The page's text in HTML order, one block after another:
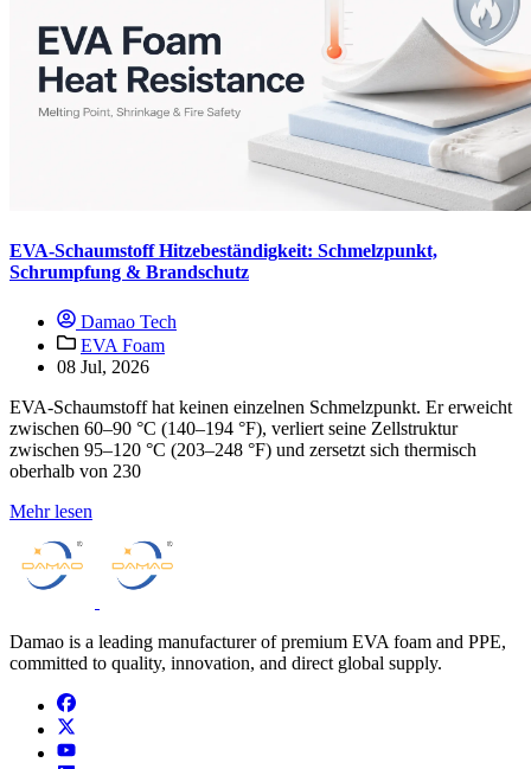
EVA-Schaumstoff Hitzebeständigkeit: Schmelzpunkt,
Schrumpfung & Brandschutz
Damao Tech
EVA Foam
08 Jul, 2026
EVA-Schaumstoff hat keinen einzelnen Schmelzpunkt. Er erweicht
zwischen 60–90 °C (140–194 °F), verliert seine Zellstruktur
zwischen 95–120 °C (203–248 °F) und zersetzt sich thermisch
oberhalb von 230
Mehr lesen
Damao is a leading manufacturer of premium EVA foam and PPE,
committed to quality, innovation, and direct global supply.
facebook
x
youtube